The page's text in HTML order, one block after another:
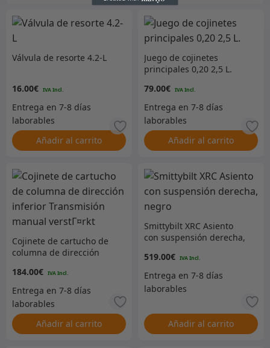
Válvula de resorte 4.2-L
16.00€
Añadir al carrito
Juego de cojinetes
principales 0,20 2,5 L.
79.00€
Añadir al carrito
Cojinete de cartucho de
columna de dirección
manual verstГ¤rkt
184.00€
Añadir al carrito
Smittybilt XRC Asiento
con suspensión derecha,
519.00€
Añadir al carrito